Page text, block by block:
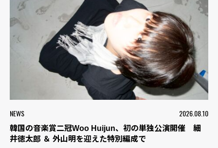
NEWS 2026.08.10
韓国の音楽賞二冠Woo Huijun、初の単独公演開催 細
井徳太郎 ＆ 外山明を迎えた特別編成で